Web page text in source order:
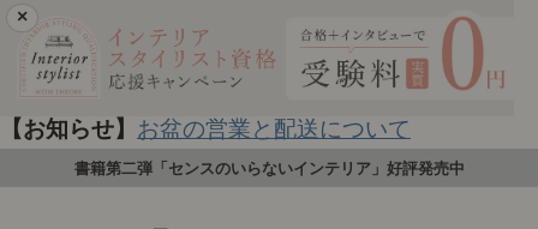
×
【お知らせ】 お盆の営業と配送について
書籍第二弾「センスのいらないインテリア」好評発売中